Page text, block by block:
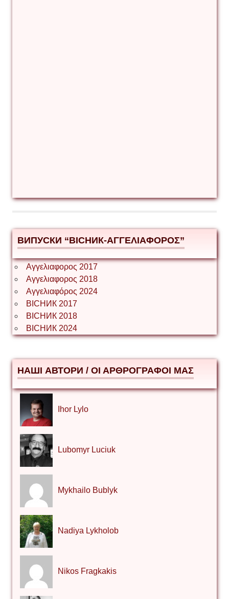
ВИПУСКИ “ВІСНИК-ΑΓΓΕΛΙΑΦΟΡΟΣ”
Αγγελιαφορος 2017
Αγγελιαφορος 2018
Αγγελιαφόρος 2024
ВІСНИК 2017
ВІСНИК 2018
ВІСНИК 2024
НАШІ АВТОРИ / ΟΙ ΑΡΘΡΟΓΡΑΦΟΙ ΜΑΣ
Ihor Lylo
Lubomyr Luciuk
Mykhailo Bublyk
Nadiya Lykholob
Nikos Fragkakis